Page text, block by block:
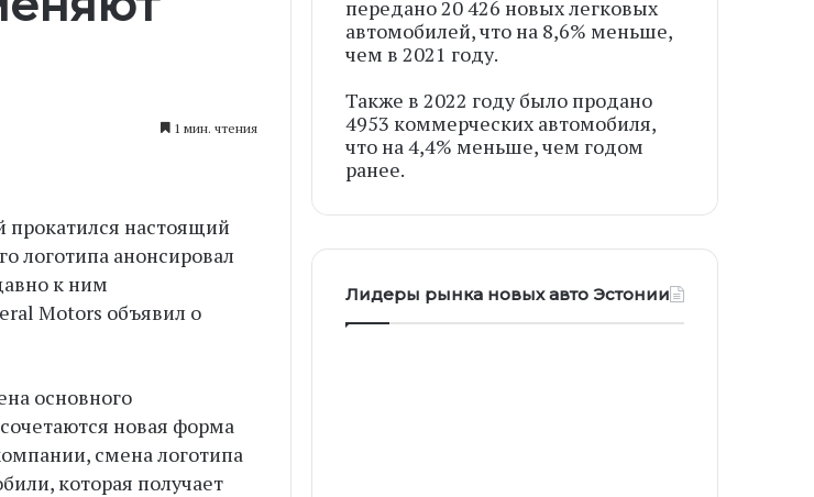
1 мин. чтения
настоящий
логотипа анонсировал
к ним
Motors объявил о
основного
новая форма
смена логотипа
которая получает
передано 20 426 новых легковых
автомобилей, что на 8,6% меньше,
чем в 2021 году.
Также в 2022 году было продано
4953 коммерческих автомобиля,
что на 4,4% меньше, чем годом
ранее.
Лидеры рынка новых авто Эстонии